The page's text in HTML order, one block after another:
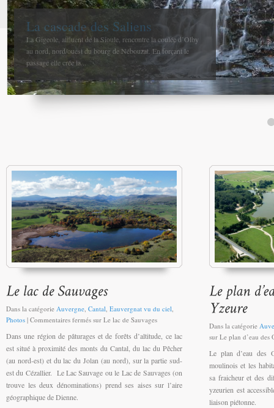
Méandres et boires de la Sioule
avant de rejoindre l’Allier
La confluence entre la Sioule et l’Allier se fait entre Contigny
et La Ferté-Hauterive peu après Saint-Pourçain sur-Sioule à...
Dans la catégorie Auvergne Cantal Eauvergnat vu du ciel
Photos | Commentaires fermés sur Le lac de Sauvages
Dans une région de pâturages et de forêts d’altitude, ce lac
est situé à proximité des monts du Cantal, du lac du Pêcher
(au nord-est) et du lac du Jolan (au nord), sur la partie sud-
est du Cézallier. Le Lac Sauvage ou le Lac de Sauvages (on
trouve les deux dénominations) prend ses aises sur l’aire
géographique de Dienne.
Dans la catégorie
sur Le plan d’eau des
Le plan d’eau des
moulinois et les
sa fraicheur et des
yzeurien est
liaison piétonne.